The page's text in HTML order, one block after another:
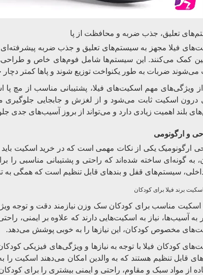
تعلیق، جذب ضربه و محافظت از پا
فیلا مجهز به سیستم‌های تعلیق و جذب ضربه
کمک می‌کنند. این سیستم‌ها شامل فوم‌های خاص و
می‌شوند ضربات به طور یکنواخت توزیع شوند و پاها کمتر
ویژگی‌های مهم اسکیت‌های فیلا، پشتیبانی مناسب از مچ
درون اسکیت ثابت می‌شود و از لغزش و جابجایی جلوگیری
بلند اهمیت زیادی دارد و می‌تواند از بروز آسیب‌های جدی
و ارگونومی
ارگونومیک یکی از نکات مهمی است که در خرید اسکیت
به گونه‌ای ساخته شده‌اند که راحتی و پشتیبانی مناسبی را
سیستم‌های قفل و بندهای قابل تنظیم است که همگی
برند فیلا برای کودکان
اسکیت مناسب برای کودکان سک وزن نیازمند دقت و توجه
به آسیب‌ها، نیاز به اسکیت‌هایی دارند که علاوه بر ایمنی،
مخصوص کودکان، این نیازها را به خوبی پوشش می‌دهد.
کودکان فیلا با توجه به نیازها و ویژگی‌های فیزیکی
قابل تنظیم هستند که به والدین امکان می‌دهند اسکیت
از مواد سبک و مقاوم، راحتی و ایمنی بیشتری را برای